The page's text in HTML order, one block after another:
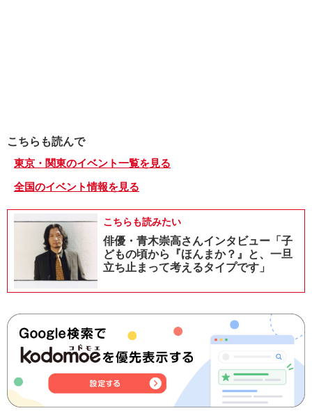
こちらも読んで
東京・関東のイベント一覧を見る
全国のイベント情報を見る
こちらも読みたい
俳優・青木崇高さんインタビュー「子
どもの頃から『ほんまか？』と、一旦
立ち止まって考えるタイプです」